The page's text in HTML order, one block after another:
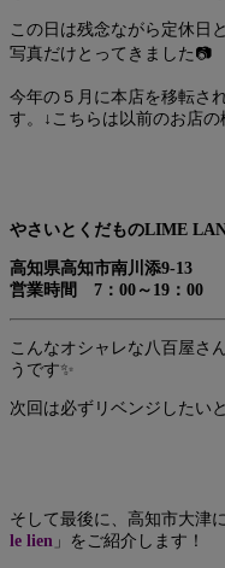
この日は残念ながら定休日
写真だけとってきました📷
今年の５月に本店を移転さ
す。↓こちらは以前のお店の
やさいとくだものLIME
高知県高知市南川添9-13
営業時間 7：00～19：00
こんなオシャレな八百屋さ
うです✨
次回は必ずリベンジしたい
そして最後に、高知市大津
le lien 」をご紹介します！